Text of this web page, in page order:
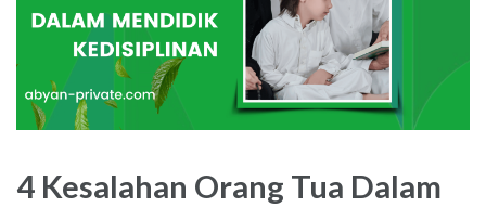
4 Kesalahan Orang Tua Dalam